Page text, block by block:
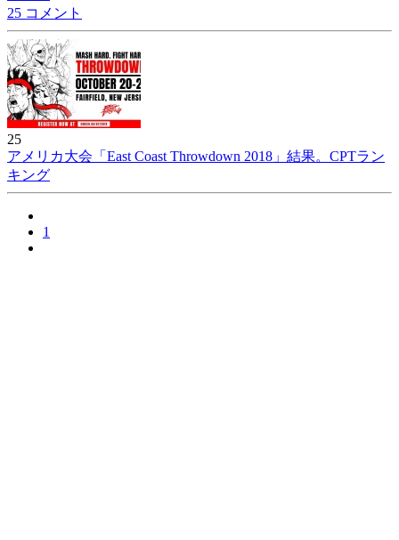
25 コメント
25
アメリカ大会「East Coast Throwdown 2018」結果。CPTラン
キング
1